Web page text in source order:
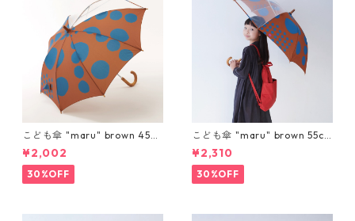
こども傘 "maru" brown 45c
m
¥2,002
30%OFF
こども傘 "maru" brown 55c
m
¥2,310
30%OFF